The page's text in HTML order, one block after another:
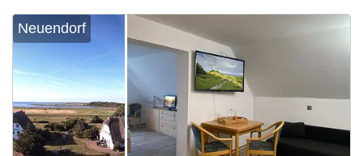
Neuendorf